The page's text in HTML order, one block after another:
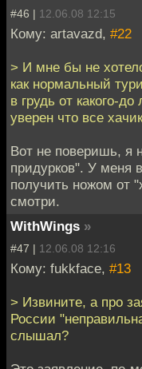
#46 | 12.06.08 12:15
Кому: artavazd, #22
> И мне бы не
как нормальный
в грудь от какого-
уверен что все
Вот не поверишь, я
придурков". У меня
получить ножом от
смотри.
WithWings »
#47 | 12.06.08 12:16
Кому: fukkface, #13
> Извините, а про
России
слышал?